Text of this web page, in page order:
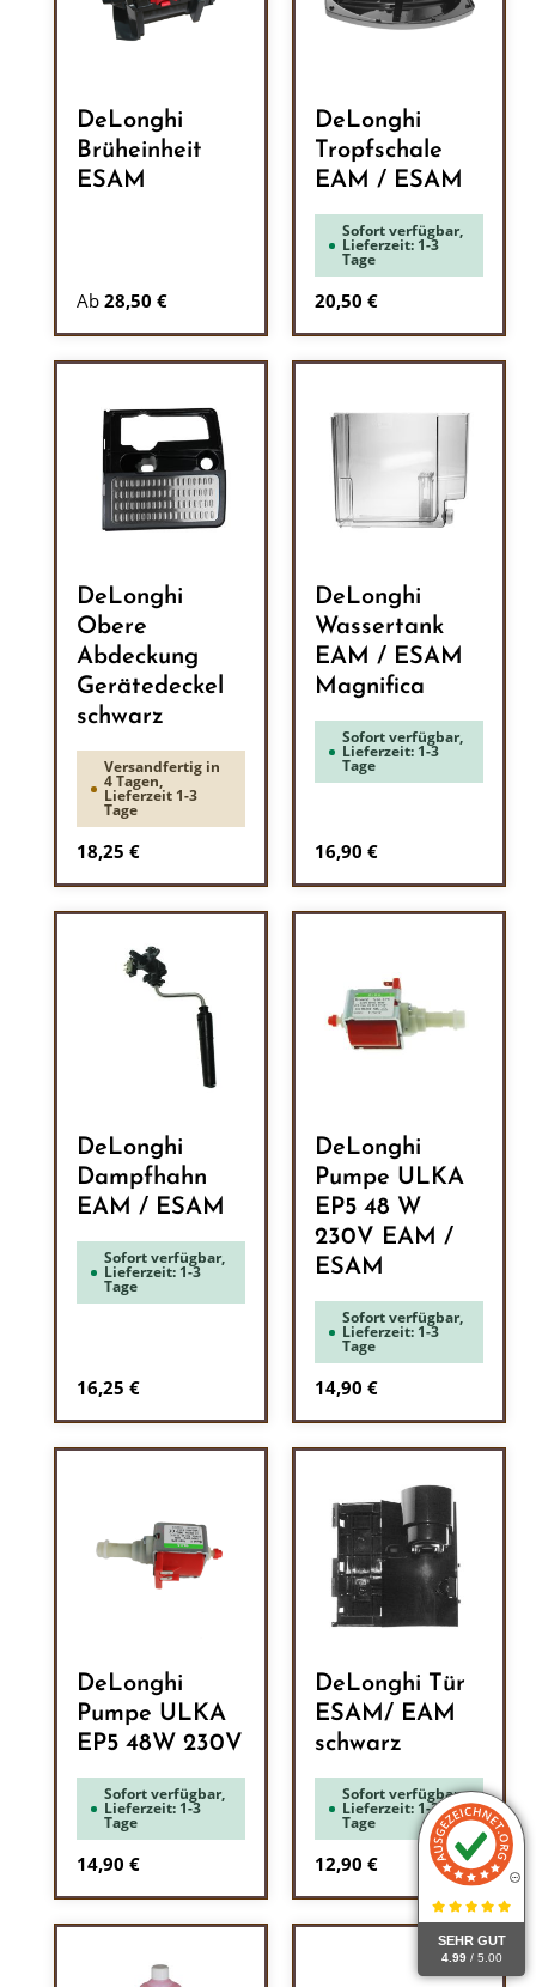
SEHR GUT
4.99 / 5.00
DeLonghi
Brüheinheit
ESAM
Ab 28,50 €
DeLonghi
Tropfschale
EAM / ESAM
Sofort verfügbar,
Lieferzeit: 1-3
Tage
Regulärer Preis:
20,50 €
DeLonghi
Obere
Abdeckung
Gerätedeckel
schwarz
Versandfertig in
4 Tagen,
Lieferzeit 1-3
Tage
Regulärer Preis:
18,25 €
DeLonghi
Wassertank
EAM / ESAM
Magnifica
Sofort verfügbar,
Lieferzeit: 1-3
Tage
Regulärer Preis:
16,90 €
DeLonghi
Dampfhahn
EAM / ESAM
Sofort verfügbar,
Lieferzeit: 1-3
Tage
Regulärer Preis:
16,25 €
DeLonghi
Pumpe ULKA
EP5 48 W
230V EAM /
ESAM
Sofort verfügbar,
Lieferzeit: 1-3
Tage
Regulärer Preis:
14,90 €
DeLonghi
Pumpe ULKA
EP5 48W 230V
Sofort verfügbar,
Lieferzeit: 1-3
Tage
Regulärer Preis:
14,90 €
DeLonghi Tür
ESAM/ EAM
schwarz
Sofort verfügbar,
Lieferzeit: 1-3
Tage
Regulärer Preis:
12,90 €